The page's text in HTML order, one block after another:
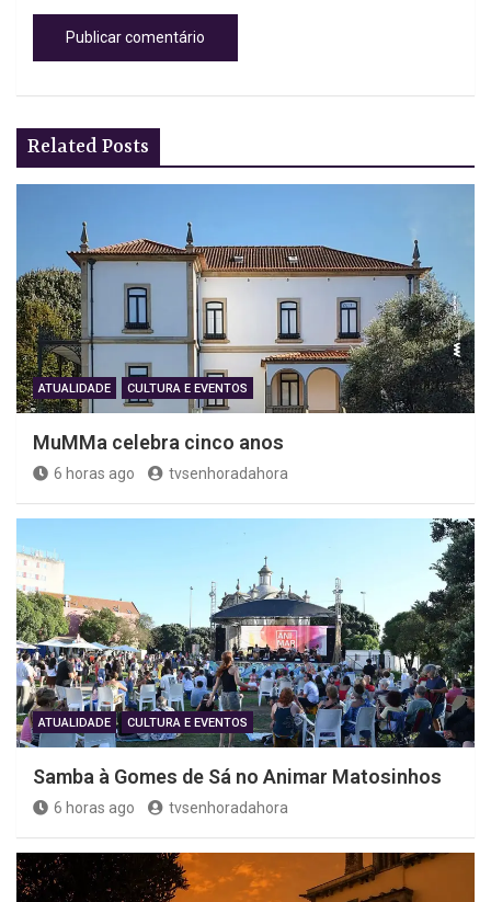
Related Posts
ATUALIDADE CULTURA E EVENTOS
MuMMa celebra cinco anos
6 horas ago tvsenhoradahora
ATUALIDADE CULTURA E EVENTOS
Samba à Gomes de Sá no Animar Matosinhos
6 horas ago tvsenhoradahora